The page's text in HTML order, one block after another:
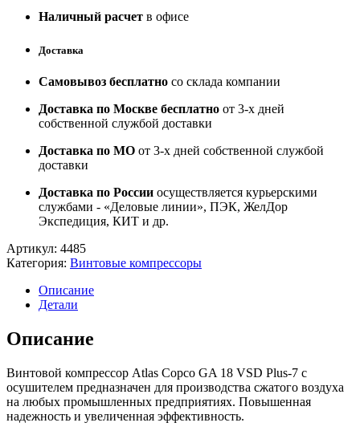
Наличный расчет в офисе
Доставка
Самовывоз бесплатно со склада компании
Доставка по Москве бесплатно от 3-х дней
собственной службой доставки
Доставка по МО от 3-х дней собственной службой
доставки
Доставка по России осуществляется курьерскими
службами - «Деловые линии», ПЭК, ЖелДор
Экспедиция, КИТ и др.
Артикул: 4485
Категория: Винтовые компрессоры
Описание
Детали
Описание
Винтовой компрессор Atlas Copco GA 18 VSD Plus-7 с
осушителем предназначен для производства сжатого воздуха
на любых промышленных предприятиях. Повышенная
надежность и увеличенная эффективность.